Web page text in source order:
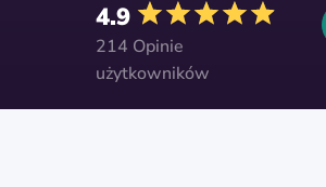
4.9
214 Opinie
użytkowników